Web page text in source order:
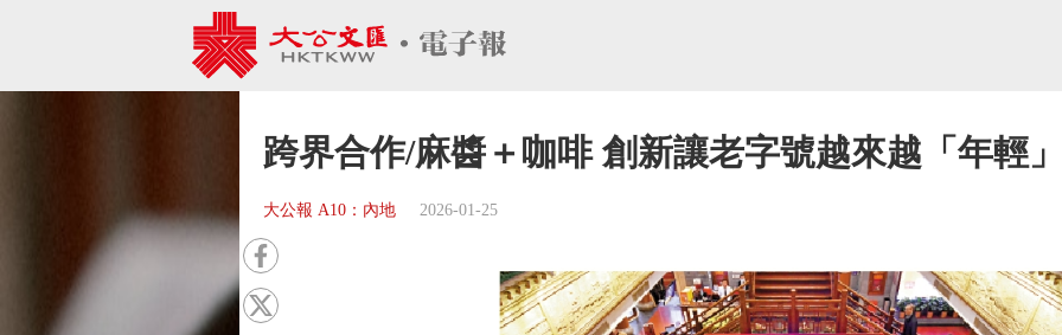
跨界合作/麻醬＋咖啡 創新讓老字號越來越「年輕
大公報 A10：內地 2026-01-25